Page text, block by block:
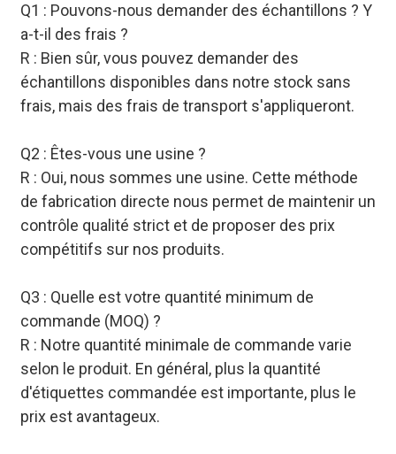
Q1 : Pouvons-nous demander des échantillons ? Y
a-t-il des frais ?
R : Bien sûr, vous pouvez demander des
échantillons disponibles dans notre stock sans
frais, mais des frais de transport s'appliqueront.
Q2 : Êtes-vous une usine ?
R : Oui, nous sommes une usine. Cette méthode
de fabrication directe nous permet de maintenir un
contrôle qualité strict et de proposer des prix
compétitifs sur nos produits.
Q3 : Quelle est votre quantité minimum de
commande (MOQ) ?
R : Notre quantité minimale de commande varie
selon le produit. En général, plus la quantité
d'étiquettes commandée est importante, plus le
prix est avantageux.